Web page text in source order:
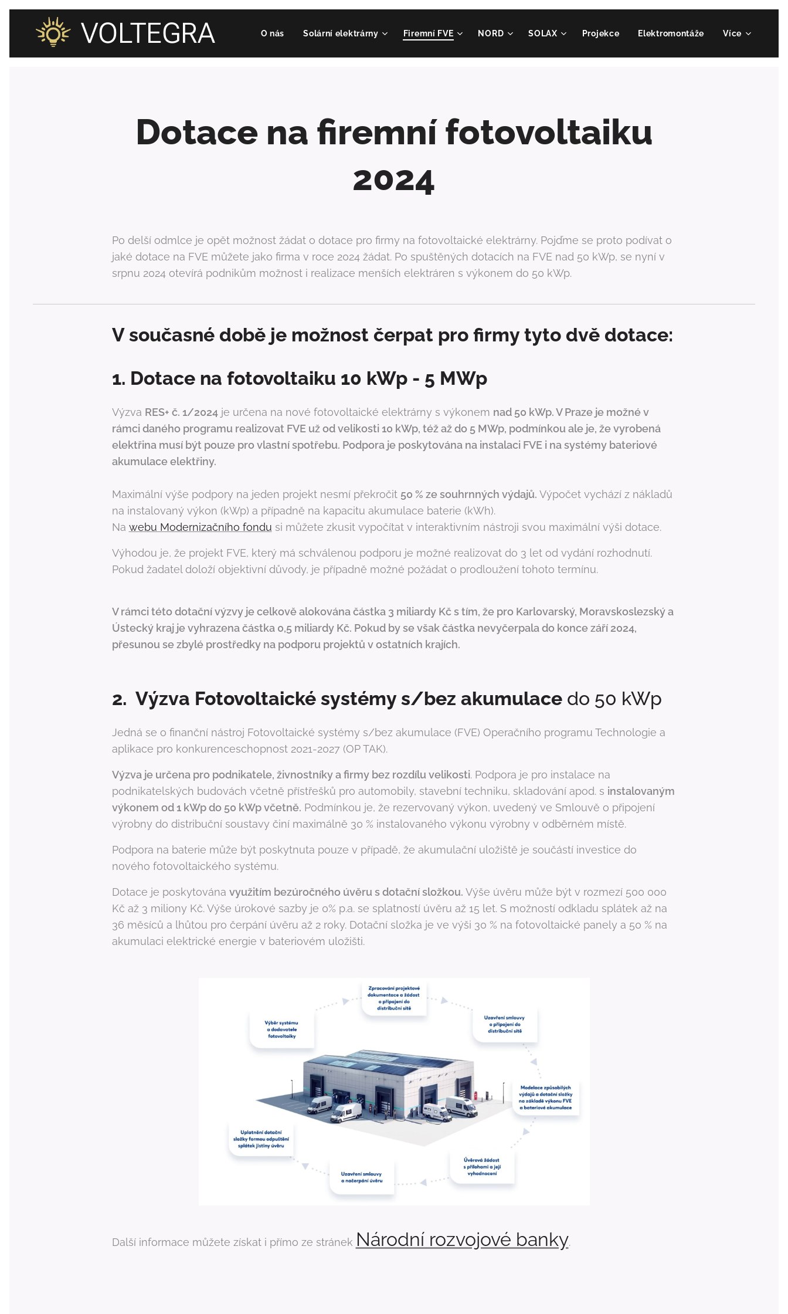
VOLTEGRA O nás Solární elektrárny Firemní FVE NORD SOLAX Projekce Elektromontáže Více
Dotace na firemní fotovoltaiku
2024
Po delší odmlce je opět možnost žádat o dotace pro firmy na fotovoltaické elektrárny. Pojďme se proto podívat o
jaké dotace na FVE můžete jako firma v roce 2024 žádat. Po spuštěných dotacích na FVE nad 50 kWp, se nyní v
srpnu 2024 otevírá podnikům možnost i realizace menších elektráren s výkonem do 50 kWp.
V současné době je možnost čerpat pro firmy tyto dvě dotace:
1. Dotace na fotovoltaiku 10 kWp - 5 MWp
Výzva RES+ č. 1/2024je určena na nové fotovoltaické elektrárny s výkonem nad 50 kWp. V Praze je možné v
rámci daného programu realizovat FVE už od velikosti 10 kWp, též až do 5 MWp, podmínkou ale je, že vyrobená
elektřina musí být pouze pro vlastní spotřebu. Podpora je poskytována na instalaci FVE i na systémy bateriové
akumulace elektřiny.
Maximální výše podpory na jeden projekt nesmí překročit 50 % ze souhrnných výdajů. Výpočet vychází z nákladů
na instalovaný výkon (kWp) a případně na kapacitu akumulace baterie (kWh).
Na webu Modernizačního fondu si můžete zkusit vypočítat v interaktivním nástroji svou maximální výši dotace.
Výhodou je, že projekt FVE, který má schválenou podporu je možné realizovat do 3 let od vydání rozhodnutí.
Pokud žadatel doloží objektivní důvody, je případně možné požádat o prodloužení tohoto termínu.
V rámci této dotační výzvy je celkově alokována částka 3 miliardy Kč s tím, že pro Karlovarský, Moravskoslezský a
Ústecký kraj je vyhrazena částka 0,5 miliardy Kč. Pokud by se však částka nevyčerpala do konce září 2024,
přesunou se zbylé prostředky na podporu projektů v ostatních krajích.
2. Výzva Fotovoltaické systémy s/bez akumulacedo 50 kWp
Jedná se o finanční nástroj Fotovoltaické systémy s/bez akumulace (FVE) Operačního programu Technologie a
aplikace pro konkurenceschopnost 2021-2027 (OP TAK).
Výzva je určena pro podnikatele, živnostníky a firmy bez rozdílu velikosti. Podpora je pro instalace na
podnikatelských budovách včetně přístřešků pro automobily, stavební techniku, skladování apod. s instalovaným
výkonem od 1 kWp do 50 kWp včetně. Podmínkou je, že rezervovaný výkon, uvedený ve Smlouvě o připojení
výrobny do distribuční soustavy činí maximálně 30 % instalovaného výkonu výrobny v odběrném místě.
Podpora na baterie může být poskytnuta pouze v případě, že akumulační uložiště je součástí investice do
nového fotovoltaického systému.
Dotace je poskytována využitím bezúročného úvěru s dotační složkou. Výše úvěru může být v rozmezí 500 000
Kč až 3 miliony Kč. Výše úrokové sazby je 0% p.a. se splatností úvěru až 15 let. S možností odkladu splátek až na
36 měsíců a lhůtou pro čerpání úvěru až 2 roky. Dotační složka je ve výši 30 % na fotovoltaické panely a 50 % na
akumulaci elektrické energie v bateriovém uložišti.
Další informace můžete získat i přímo ze stránek Národní rozvojové banky.